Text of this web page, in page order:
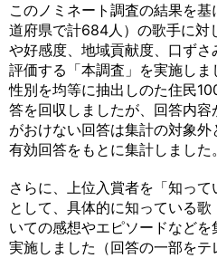
このノミネート調査の結果を
道府県で計684人）の歌手に対
や好感度、地域貢献度、口ず
評価する「本調査」を実施し
性別を均等に抽出しのた住民
答を回収しましたが、回答内
がおけない回答は集計の対象
有効回答をもとに集計しました。
さらに、上位入賞者を「知っ
として、具体的に知っている
いての感想やエピソードなど
実施しました（回答の一部をテ